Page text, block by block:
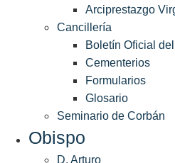
Arciprestazgo
Cancillería
Boletín Oficial
Cementerios
Formularios
Glosario
Seminario de Corbán
Obispo
D. Arturo